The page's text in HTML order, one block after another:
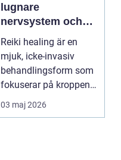
lugnare
nervsystem och
djupare
återhämtning
Reiki healing är en
mjuk, icke-invasiv
behandlingsform som
fokuserar på kroppens
egen förmåga att lä...
03 maj 2026